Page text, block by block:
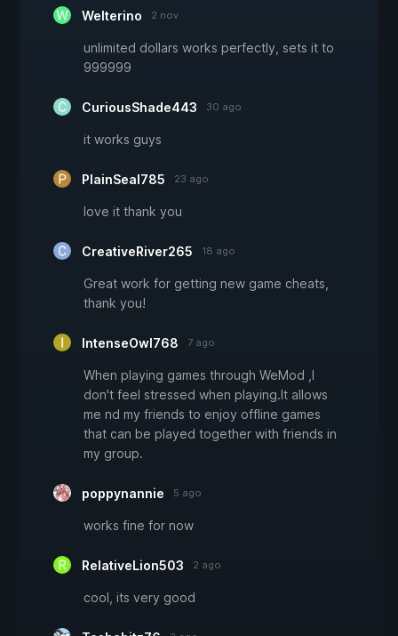
Welterino 2 nov
unlimited dollars works perfectly, sets it to
999999
CuriousShade443 30 ago
it works guys
PlainSeal785 23 ago
love it thank you
CreativeRiver265 18 ago
Great work for getting new game cheats,
thank you!
IntenseOwl768 7 ago
When playing games through WeMod ,I
don't feel stressed when playing.It allows
me nd my friends to enjoy offline games
that can be played together with friends in
my group.
poppynannie 5 ago
works fine for now
RelativeLion503 2 ago
cool, its very good